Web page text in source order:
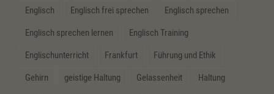
Englisch Englisch frei sprechen Englisch sprechen
Englisch sprechen lernen Englisch Training
Englischunterricht Frankfurt Führung und Ethik
Gehirn geistige Haltung Gelassenheit Haltung